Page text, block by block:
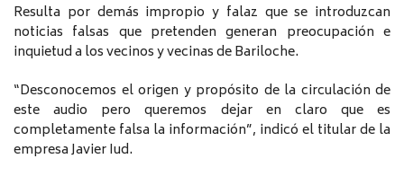
Resulta por demás impropio y falaz que se introduzcan
noticias falsas que pretenden generan preocupación e
inquietud a los vecinos y vecinas de Bariloche.
“Desconocemos el origen y propósito de la circulación de
este audio pero queremos dejar en claro que es
completamente falsa la información”, indicó el titular de la
empresa Javier Iud.